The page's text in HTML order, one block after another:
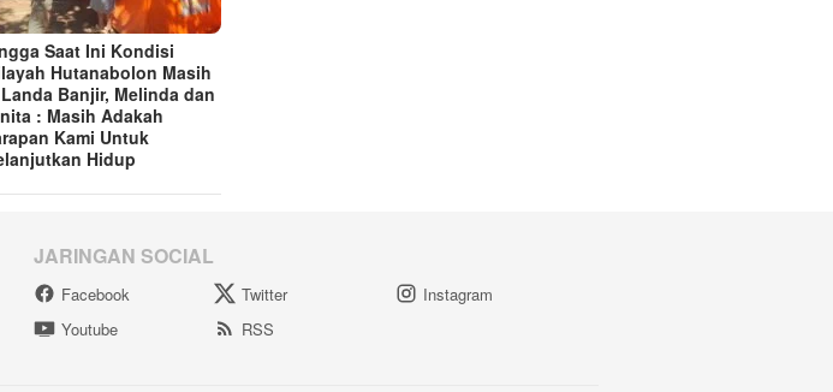
Saat Ini Kondisi
Hutanabolon Masih
Banjir, Melinda dan
: Masih Adakah
Kami Untuk
Hidup
JARINGAN SOCIAL
Facebook Twitter
Instagram
Youtube
RSS